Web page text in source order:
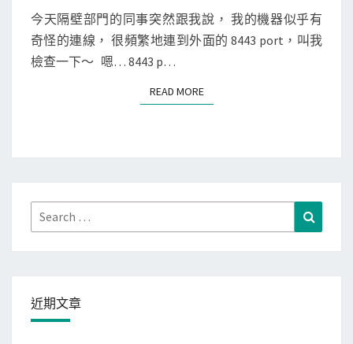
]
找
誰
A
W
S
N
S
今天隔壁部門的同事突然跟我說， 我的機器似乎有
奇怪的連線， 很頻繁地連到外面的 8443 port，叫我
檢查一下～ 嗯… 8443 p…
READ MOREREAD MORE
Search
for:
近期文章